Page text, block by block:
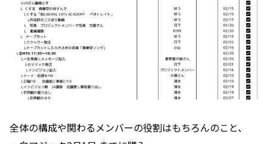
全体の構成や関わるメンバーの役割はもちろんのこと、